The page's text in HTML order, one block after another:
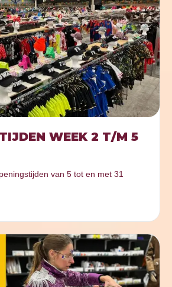
WEEK 2 T/M 5
van 5 tot en met 31